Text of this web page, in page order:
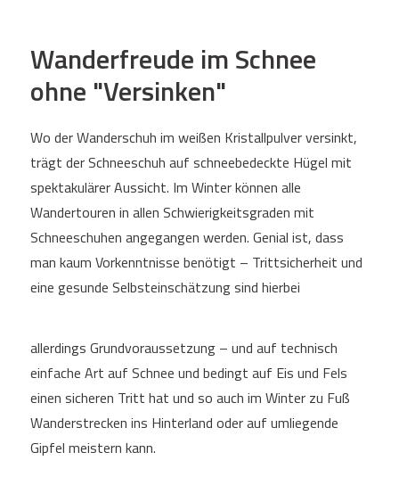
Wanderfreude im Schnee
ohne "Versinken"
Wo der Wanderschuh im weißen Kristallpulver versinkt,
trägt der Schneeschuh auf schneebedeckte Hügel mit
spektakulärer Aussicht. Im Winter können alle
Wandertouren in allen Schwierigkeitsgraden mit
Schneeschuhen angegangen werden. Genial ist, dass
man kaum Vorkenntnisse benötigt – Trittsicherheit und
eine gesunde Selbsteinschätzung sind hierbei
allerdings Grundvoraussetzung – und auf technisch
einfache Art auf Schnee und bedingt auf Eis und Fels
einen sicheren Tritt hat und so auch im Winter zu Fuß
Wanderstrecken ins Hinterland oder auf umliegende
Gipfel meistern kann.